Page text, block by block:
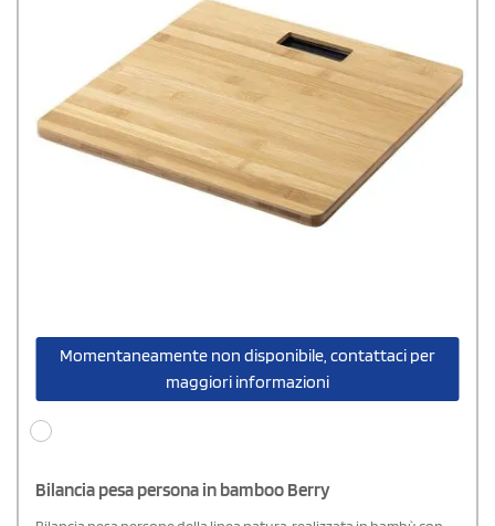
Momentaneamente non disponibile, contattaci per
maggiori informazioni
Bilancia pesa persona in bamboo Berry